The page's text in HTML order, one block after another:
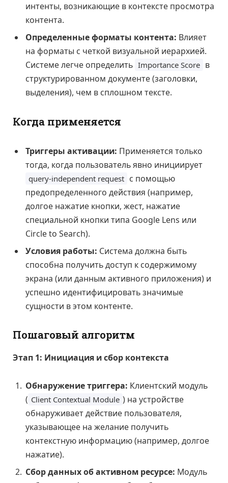
интенты, возникающие в контексте просмотра
контента.
Определенные форматы контента: Влияет
на форматы с четкой визуальной иерархией.
Системе легче определить Importance Score в
структурированном документе (заголовки,
выделения), чем в сплошном тексте.
Когда применяется
Триггеры активации: Применяется только
тогда, когда пользователь явно инициирует
query-independent request с помощью
предопределенного действия (например,
долгое нажатие кнопки, жест, нажатие
специальной кнопки типа Google Lens или
Circle to Search).
Условия работы: Система должна быть
способна получить доступ к содержимому
экрана (или данным активного приложения) и
успешно идентифицировать значимые
сущности в этом контенте.
Пошаговый алгоритм
Этап 1: Инициация и сбор контекста
Обнаружение триггера: Клиентский модуль
( Client Contextual Module ) на устройстве
обнаруживает действие пользователя,
указывающее на желание получить
контекстную информацию (например, долгое
нажатие).
Сбор данных об активном ресурсе: Модуль